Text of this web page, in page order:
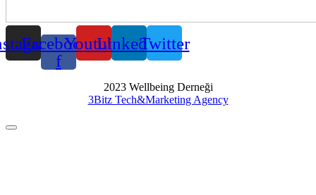
Facebook-
f
YoutubeLinkedinTwitter
2023 Wellbeing Derneği
3Bitz Tech&Marketing Agency